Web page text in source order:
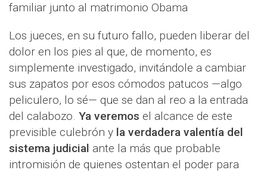
familiar junto al matrimonio Obama
Los jueces, en su futuro fallo, pueden liberar del
dolor en los pies al que, de momento, es
simplemente investigado, invitándole a cambiar
sus zapatos por esos cómodos patucos —algo
peliculero, lo sé— que se dan al reo a la entrada
del calabozo. Ya veremos el alcance de este
previsible culebrón y la verdadera valentía del
sistema judicial ante la más que probable
intromisión de quienes ostentan el poder para